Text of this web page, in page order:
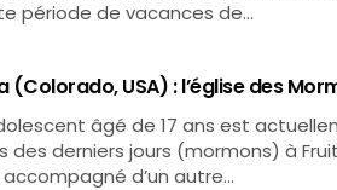
période de vacances de…
(Colorado, USA) : l’église des
âgé de 17 ans est
des derniers jours (mormons) à
d’un autre…